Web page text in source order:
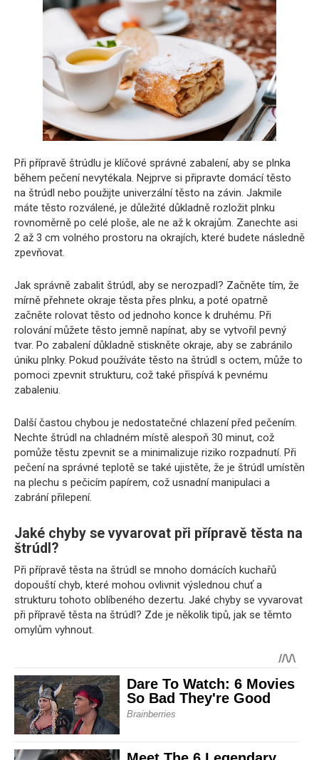
Při přípravě štrúdlu je klíčové správné zabalení, aby se plnka
během pečení nevytékala. Nejprve si připravte domácí těsto
na štrúdl nebo použijte univerzální těsto na závin. Jakmile
máte těsto rozválené, je důležité důkladně rozložit plnku
rovnoměrně po celé ploše, ale ne až k okrajům. Zanechte asi
2 až 3 cm volného prostoru na okrajích, které budete následně
zpevňovat.
Jak správně zabalit štrúdl, aby se nerozpadl? Začněte tím, že
mírně přehnete okraje těsta přes plnku, a poté opatrně
začněte rolovat těsto od jednoho konce k druhému. Při
rolování můžete těsto jemně napínat, aby se vytvořil pevný
tvar. Po zabalení důkladně stiskněte okraje, aby se zabránilo
úniku plnky. Pokud používáte těsto na štrúdl s octem, může to
pomoci zpevnit strukturu, což také přispívá k pevnému
zabaleniu.
Další častou chybou je nedostatečné chlazení před pečením.
Nechte štrúdl na chladném místě alespoň 30 minut, což
pomůže těstu zpevnit se a minimalizuje riziko rozpadnutí. Při
pečení na správné teplotě se také ujistěte, že je štrúdl umístěn
na plechu s pečicím papírem, což usnadní manipulaci a
zabrání přilepení.
Jaké chyby se vyvarovat při přípravě těsta na
štrúdl?
Při přípravě těsta na štrúdl se mnoho domácích kuchařů
dopouští chyb, které mohou ovlivnit výslednou chuť a
strukturu tohoto oblíbeného dezertu. Jaké chyby se vyvarovat
při přípravě těsta na štrúdl? Zde je několik tipů, jak se těmto
omylům vyhnout.